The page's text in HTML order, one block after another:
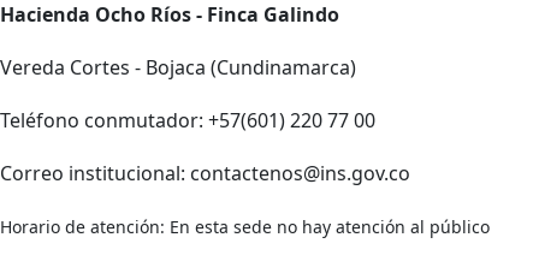
Hacienda Ocho Ríos - Finca Galindo
Vereda Cortes - Bojaca (Cundinamarca)
Teléfono conmutador: +57(601) 220 77 00
Correo institucional: contactenos@ins.gov.co
Horario de atención: En esta sede no hay atención al público